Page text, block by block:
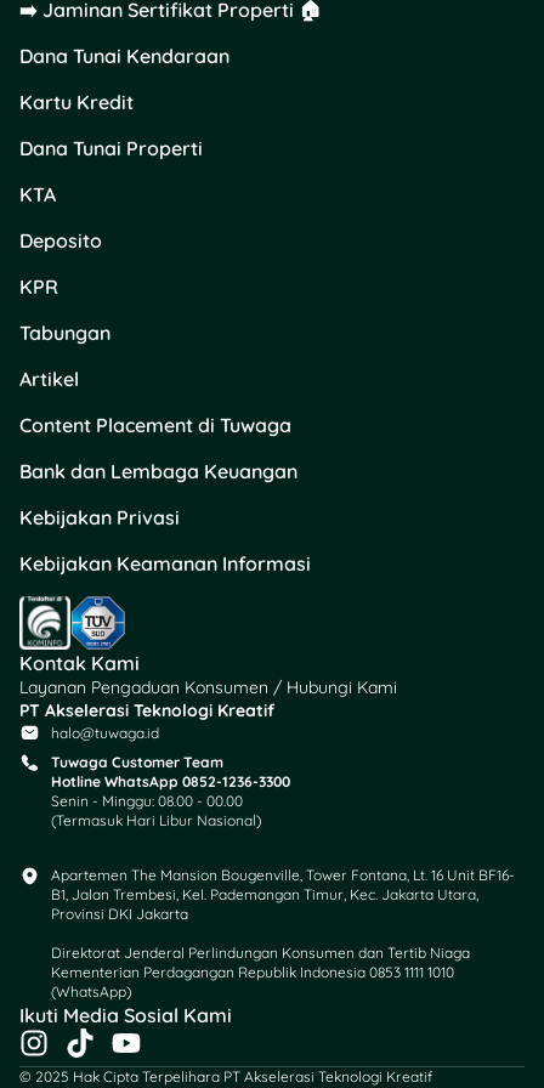
Dan kalau kamu lagi cari
entah soalkartu kredit,
tabungan, KTA, deposito,
atau dana tunai properti
dan kendaraan, Tuwaga
andalanmu! Di
artikel finansial yang
date
kamu butuhkan. Praktis,
terpercaya!
➡️ Jaminan Sertifikat Properti 🏠
Dana Tunai Kendaraan
Kartu Kredit
Dana Tunai Properti
KTA
Deposito
KPR
Tabungan
Artikel
Content Placement di Tuwaga
Bank dan Lembaga Keuangan
Kebijakan Privasi
Kebijakan Keamanan Informasi
Kontak Kami
Layanan Pengaduan Konsumen / Hubungi Kami
PT Akselerasi Teknologi Kreatif
halo@tuwaga.id
Tuwaga Customer Team
Hotline WhatsApp 0852-1236-3300
Senin - Minggu: 08.00 - 00.00
(Termasuk Hari Libur Nasional)
Apartemen The Mansion Bougenville, Tower Fontana, Lt. 16 Unit BF16-
B1, Jalan Trembesi, Kel. Pademangan Timur, Kec. Jakarta Utara,
Provinsi DKI Jakarta
Direktorat Jenderal Perlindungan Konsumen dan Tertib Niaga
Kementerian Perdagangan Republik Indonesia 0853 1111 1010
(WhatsApp)​
Ikuti Media Sosial Kami
I
n
T
i
Y
o
© 2025 Hak Cipta Terpelihara PT Akselerasi Teknologi Kreatif